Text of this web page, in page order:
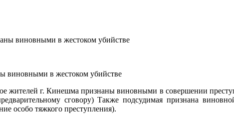
виновными в жестоком убийстве
жителей г. Кинешма признаны виновными в совершении
сговору) Также подсудимая признана
особо тяжкого преступления).